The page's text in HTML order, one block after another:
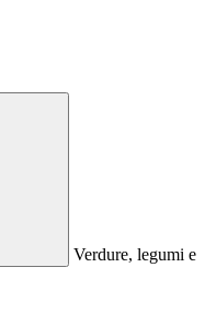
Verdure, legumi e